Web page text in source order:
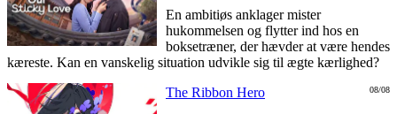
En ambitiøs anklager mister
hukommelsen og flytter ind hos en
boksetræner, der hævder at være hendes
kæreste. Kan en vanskelig situation udvikle sig til ægte kærlighed?
08/08
The Ribbon Hero